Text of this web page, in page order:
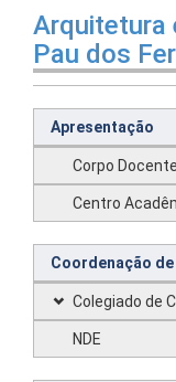
Arquitetura
Pau dos
Apresentação
Corpo Docente
Centro
Coordenação
Colegiado de
NDE